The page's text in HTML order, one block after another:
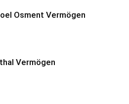
Osment Vermögen
Vermögen